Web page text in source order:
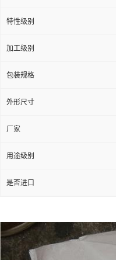
特性级别
加工级别
包装规格
外形尺寸
厂家
用途级别
是否进口